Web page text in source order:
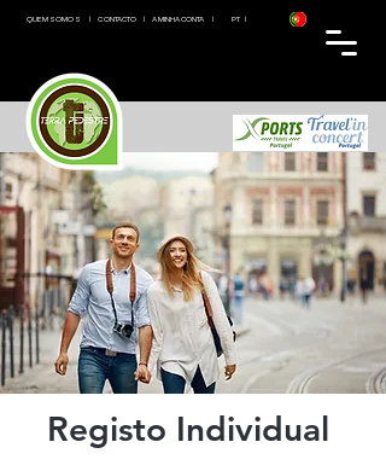
QUEM SOMOS | CONTACTO| A MINHA CONTA ​ | PT |
Registo Individual